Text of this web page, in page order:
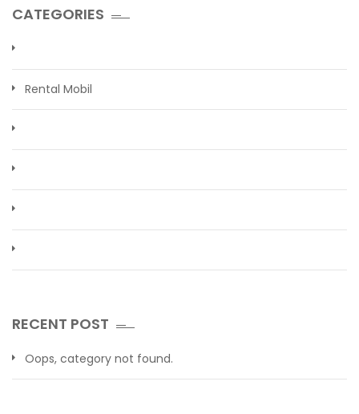
CATEGORIES
Rental Mobil
RECENT POST
Oops, category not found.